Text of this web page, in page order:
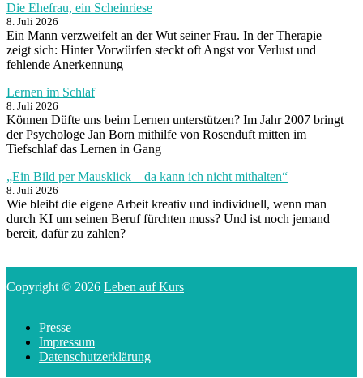
Die Ehefrau, ein Scheinriese
8. Juli 2026
Ein Mann verzweifelt an der Wut seiner Frau. In der Therapie
zeigt sich: Hinter Vorwürfen steckt oft Angst vor Verlust und
fehlende Anerkennung
Lernen im Schlaf
8. Juli 2026
Können Düfte uns beim Lernen unterstützen? Im Jahr 2007 bringt
der Psychologe Jan Born mithilfe von Rosenduft mitten im
Tiefschlaf das Lernen in Gang
„Ein Bild per Mausklick – da kann ich nicht mithalten“
8. Juli 2026
Wie bleibt die eigene Arbeit kreativ und individuell, wenn man
durch KI um seinen Beruf fürchten muss? Und ist noch jemand
bereit, dafür zu zahlen?
Copyright © 2026 Leben auf Kurs
Presse
Impressum
Datenschutzerklärung